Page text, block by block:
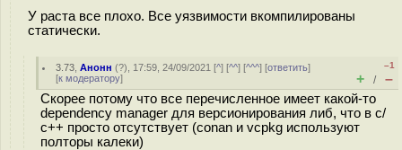
У раста все плохо. Все уязвимости вкомпилированы
статически.
3.73 ,Анонн (?), 17:59, 24/09/2021 [^] [^^] [^^^] [ответить]
[к модератору]
–1
+ / –
Скорее потому что все перечисленное имеет какой-то
dependency manager для версионирования либ, что в с/
с++ просто отсутствует (conan и vcpkg используют
полторы калеки)